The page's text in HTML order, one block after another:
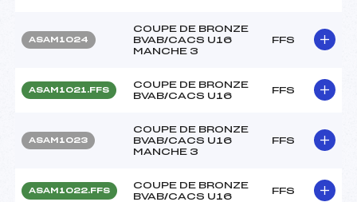
ASAM1024
COUPE DE BRONZE
BVAB/CACS U16
MANCHE 3
FFS
ASAM1021.FFS
COUPE DE BRONZE
BVAB/CACS U16
FFS
ASAM1023
COUPE DE BRONZE
BVAB/CACS U16
MANCHE 3
FFS
ASAM1022.FFS
COUPE DE BRONZE
BVAB/CACS U16
FFS